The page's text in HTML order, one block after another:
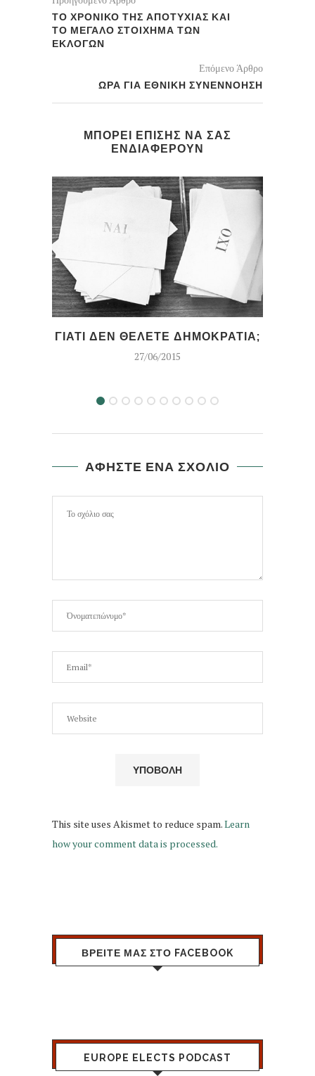
ΤΟ ΧΡΟΝΙΚΟ ΤΗΣ ΑΠΟΤΥΧΙΑΣ ΚΑΙ
ΤΟ ΜΕΓΑΛΟ ΣΤΟΙΧΗΜΑ ΤΩΝ
ΕΚΛΟΓΩΝ
Επόμενο Άρθρο
ΩΡΑ ΓΙΑ ΕΘΝΙΚΗ ΣΥΝΕΝΝΟΗΣΗ
ΜΠΟΡΕΙ ΕΠΙΣΗΣ ΝΑ ΣΑΣ
ΕΝΔΙΑΦΕΡΟΥΝ
ΓΙΑΤΙ ΔΕΝ ΘΕΛΕΤΕ ΔΗΜΟΚΡΑΤΙΑ;
27/06/2015
ΑΦΗΣΤΕ ΕΝΑ ΣΧΟΛΙΟ
This site uses Akismet to reduce spam.Learn
how your comment data is processed.
ΒΡΕΙΤΕ ΜΑΣ ΣΤΟ FACEBOOK
EUROPE ELECTS PODCAST